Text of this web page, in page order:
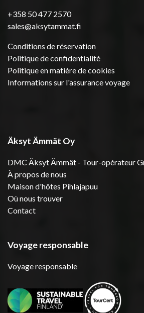
+358 50 477 2570
sales@aksytammat.fi
Conditions de réservation
Politique de confidentialité
Politique en matière de cookies
Informations sur l'assurance voyage
Äksyt Ämmät Oy
DMC Äksyt Ämmät - Tour-opérateur
À propos de nous
Maison d'hôtes Pihlajapuu
Où nous trouver
Contact
Voyage responsable
Voyage responsable